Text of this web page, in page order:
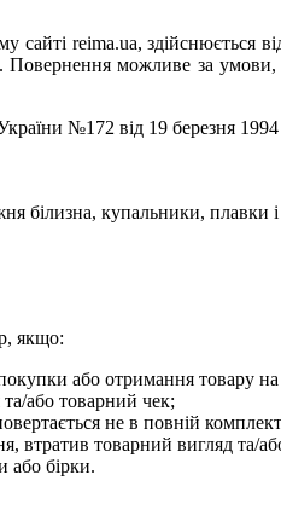
сайті reima.ua, здійснюється
можливе за умови,
№172 від 19 березня 1994
білизна, купальники, плавки
якщо:
або отримання товару
або товарний чек;
не в повній
втратив товарний вигляд та/
або бірки.